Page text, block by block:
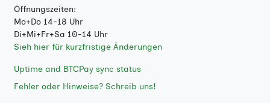
Öffnungszeiten:
Mo+Do 14-18 Uhr
Di+Mi+Fr+Sa 10-14 Uhr
Sieh hier für kurzfristige Änderungen
Uptime and BTCPay sync status
Fehler oder Hinweise? Schreib uns!